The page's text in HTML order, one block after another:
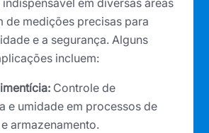
em diversas áreas
de medições precisas para
e a segurança. Alguns
incluem:
Controle de
e umidade em processos de
armazenamento.